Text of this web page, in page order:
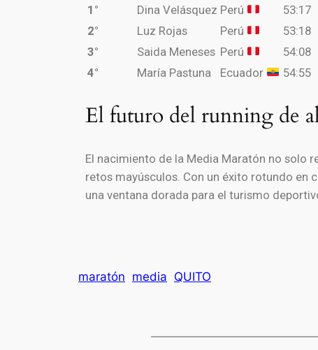
1°
Dina Velásquez Perú 53:17
2°
Luz Rojas Perú 53:18
3°
Saida Meneses Perú 54:08
4°
María Pastuna Ecuador 54:55
El futuro del running de
El nacimiento de la Media Maratón no solo
retos mayúsculos. Con un éxito rotundo en
una ventana dorada para el turismo
maratón media QUITO